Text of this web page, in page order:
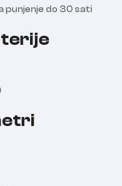
punjenje do 30 sati